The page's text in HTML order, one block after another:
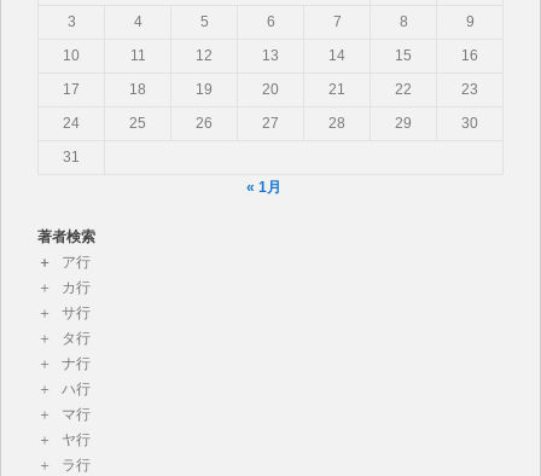
3
4 5 6 7 8
9
10
11 12 13 14 15
16
17
18 19 20 21 22
23
24
25 26 27 28 29
30
31
« 1月
著者検索
ア行
カ行
サ行
タ行
ナ行
ハ行
マ行
ヤ行
ラ行